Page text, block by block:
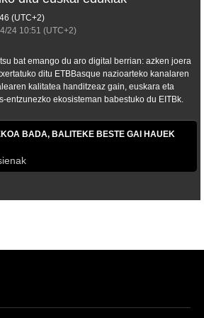
(UTC+2)
24 10:51 (UTC+2)
bat emango du aro digital berrian: azken joera
ditu ETBBasque nazioarteko kanalaren
kalitatea handitzeaz gain, euskara eta
entzunezko ekosisteman babestuko du EITBk.
BADA, BALITEKE BESTE GAI HAUEK